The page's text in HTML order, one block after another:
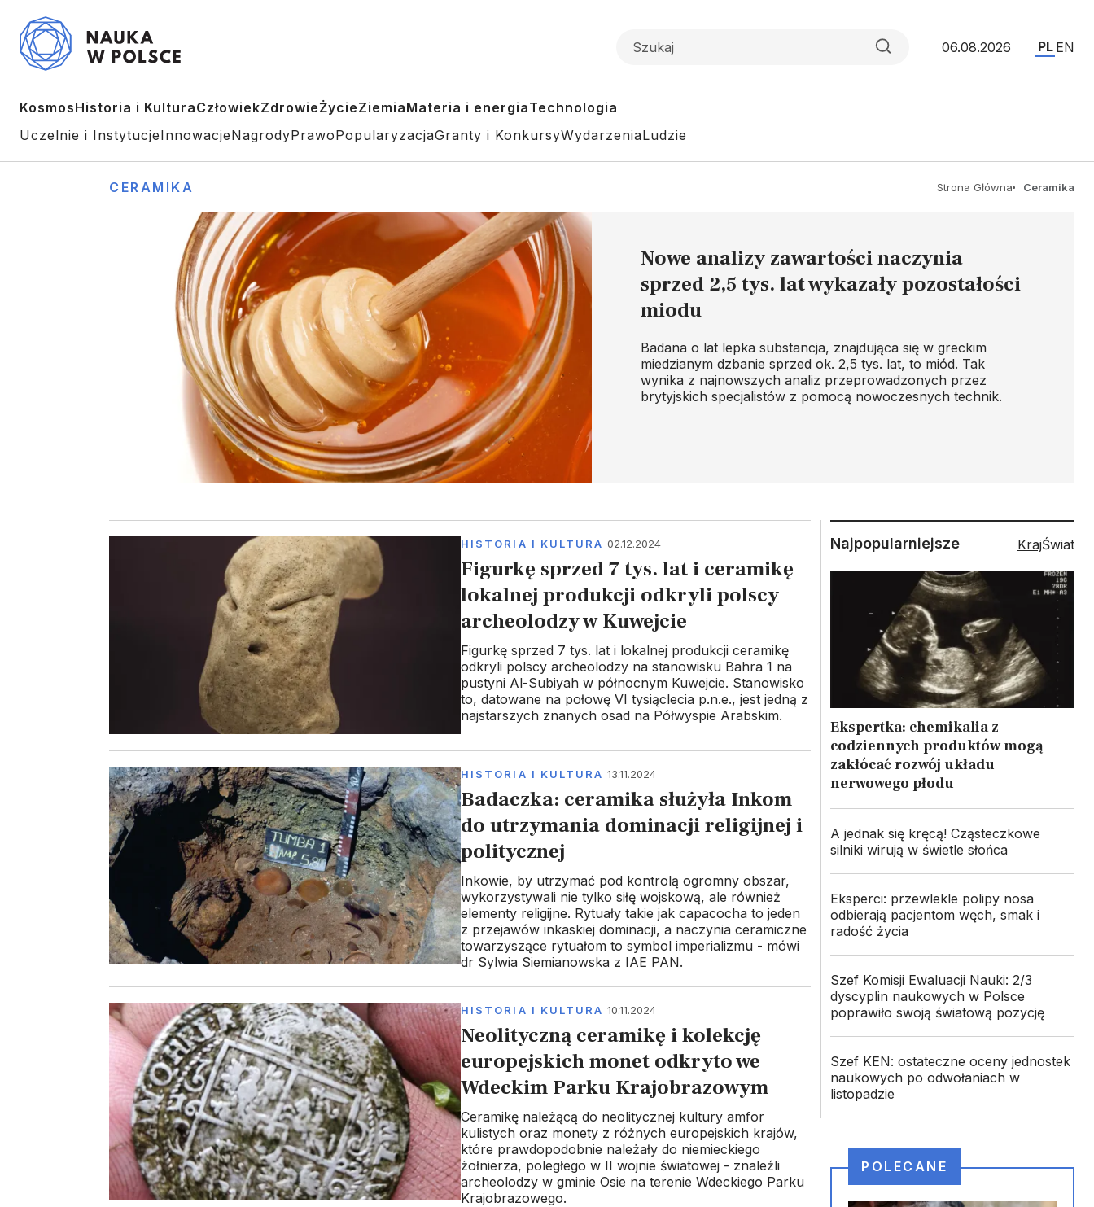
06.08.2026 PL EN
KosmosHistoria i KulturaCzłowiekZdrowieŻycieZiemiaMateria i energiaTechnologia
Uczelnie i InstytucjeInnowacjeNagrodyPrawoPopularyzacjaGranty i KonkursyWydarzeniaLudzie
CERAMIKA Strona Główna Ceramika
Nowe analizy zawartości naczynia
sprzed 2,5 tys. lat wykazały pozostałości
miodu
Badana o lat lepka substancja, znajdująca się w greckim
miedzianym dzbanie sprzed ok. 2,5 tys. lat, to miód. Tak
wynika z najnowszych analiz przeprowadzonych przez
brytyjskich specjalistów z pomocą nowoczesnych technik.
HISTORIA I KULTURA 02.12.2024
Figurkę sprzed 7 tys. lat i ceramikę
lokalnej produkcji odkryli polscy
archeolodzy w Kuwejcie
Figurkę sprzed 7 tys. lat i lokalnej produkcji ceramikę
odkryli polscy archeolodzy na stanowisku Bahra 1 na
pustyni Al-Subiyah w północnym Kuwejcie. Stanowisko
to, datowane na połowę VI tysiąclecia p.n.e., jest jedną z
najstarszych znanych osad na Półwyspie Arabskim.
HISTORIA I KULTURA 13.11.2024
Badaczka: ceramika służyła Inkom
do utrzymania dominacji religijnej i
politycznej
Inkowie, by utrzymać pod kontrolą ogromny obszar,
wykorzystywali nie tylko siłę wojskową, ale również
elementy religijne. Rytuały takie jak capacocha to jeden
z przejawów inkaskiej dominacji, a naczynia ceramiczne
towarzyszące rytuałom to symbol imperializmu - mówi
dr Sylwia Siemianowska z IAE PAN.
HISTORIA I KULTURA 10.11.2024
Neolityczną ceramikę i kolekcję
europejskich monet odkryto we
Wdeckim Parku Krajobrazowym
Ceramikę należącą do neolitycznej kultury amfor
kulistych oraz monety z różnych europejskich krajów,
które prawdopodobnie należały do niemieckiego
żołnierza, poległego w II wojnie światowej - znaleźli
archeolodzy w gminie Osie na terenie Wdeckiego Parku
Krajobrazowego.
Najpopularniejsze KrajŚwiat
Ekspertka: chemikalia z
codziennych produktów mogą
zakłócać rozwój układu
nerwowego płodu
A jednak się kręcą! Cząsteczkowe
silniki wirują w świetle słońca
Eksperci: przewlekle polipy nosa
odbierają pacjentom węch, smak i
radość życia
Szef Komisji Ewaluacji Nauki: 2/3
dyscyplin naukowych w Polsce
poprawiło swoją światową pozycję
Szef KEN: ostateczne oceny jednostek
naukowych po odwołaniach w
listopadzie
POLECANE